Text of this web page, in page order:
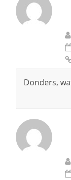
Donders,